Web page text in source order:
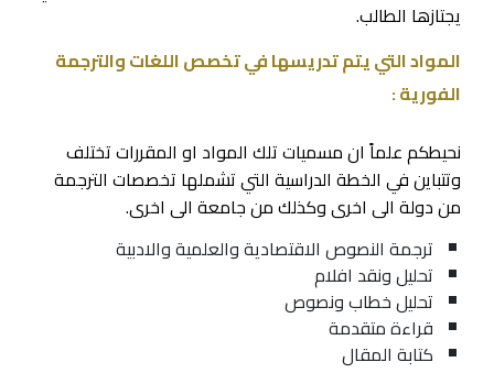
يجتازها الطالب.
المواد التي يتم تدريسها في تخصص اللغات والترجمة
الفورية :
نحيطكم علماً ان مسميات تلك المواد او المقررات تختلف
وتتباين في الخطة الدراسية التي تشملها تخصصات الترجمة
من دولة الى اخرى وكذلك من جامعة الى اخرى.
ترجمة النصوص الاقتصادية والعلمية والادبية
تحليل ونقد افلام
تحليل خطاب ونصوص
قراءة متقدمة
كتابة المقال